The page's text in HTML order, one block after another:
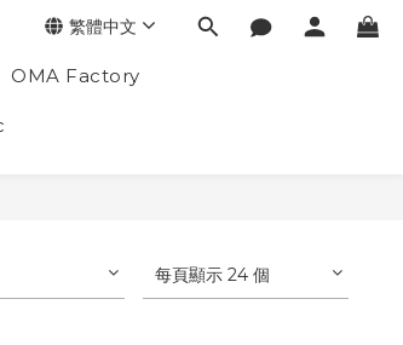
OMA Factory
繁體中文
每頁顯示 24 個